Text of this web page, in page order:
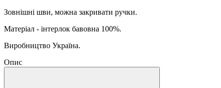
Зовнішні шви, можна закривати ручки.
Матеріал - інтерлок бавовна 100%.
Виробництво Україна.
Опис